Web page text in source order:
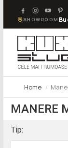
SHOWROOM
Home
MANERE
Tip: